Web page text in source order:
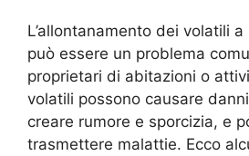
L’allontanamento dei volatili
può essere un problema
proprietari di abitazioni o
volatili possono causare
creare rumore e sporcizia, e
trasmettere malattie. Ecco